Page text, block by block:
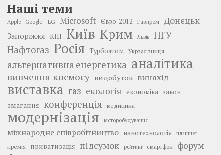
Наші теми
Apple Google LG Microsoft Євро-2012 Газпром Донецьк
Запоріжжя КПІ Київ Крим Львів
НГУ
Нафтогаз Росія Турбоатом Укрзалізниця
альтернативна енергетика аналітика
вивчення космосу видобуток винахід
виставка газ екологія економіка закон
змагання конференція медицина
модернізація моторобудування
міжнародне співробітництво нанотехнологія планшет
премія приватизація підсумок рейтинг смартфон форум